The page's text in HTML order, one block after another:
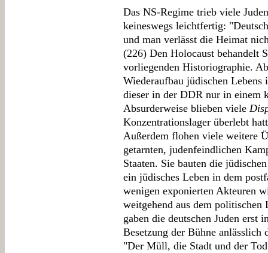
Das NS-Regime trieb viele
keineswegs leichtfertig:
und man verlässt die Heimat
(226) Den Holocaust behandelt
vorliegenden Historiographie.
Wiederaufbau jüdischen
dieser in der DDR nur in einem
Absurderweise blieben viele
Konzentrationslager überlebt
Außerdem flohen viele weitere
getarnten, judenfeindlichen
Staaten. Sie bauten die
ein jüdisches Leben in dem
wenigen exponierten Akteuren
weitgehend aus dem politischen
gaben die deutschen Juden erst
Besetzung der Bühne anlässlich
"Der Müll, die Stadt und der